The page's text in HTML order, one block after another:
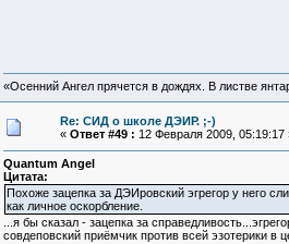
«Осенний Ангел прячется в дождях. В листве
Re: СИД о школе ДЭИР. ;-)
« Ответ #49 : 12 Февраля 2009, 05:19:17
Quantum Angel
Цитата:
Похоже зацепка за ДЭИровский эгрегор у него
как личное оскорбление.
...я бы сказал - зацепка за
совдеповский приёмчик против всей эзотерики